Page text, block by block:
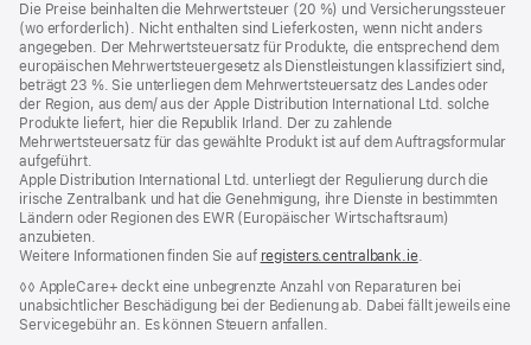
Die Preise beinhalten die Mehrwertsteuer (20 %) und Versicherungssteuer
(wo erforderlich). Nicht enthalten sind Lieferkosten, wenn nicht anders
angegeben. Der Mehrwertsteuersatz für Produkte, die entsprechend dem
europäischen Mehrwertsteuergesetz als Dienstleistungen klassifiziert sind,
beträgt 23 %. Sie unterliegen dem Mehrwertsteuersatz des Landes oder
der Region, aus dem/ aus der Apple Distribution International Ltd. solche
Produkte liefert, hier die Republik Irland. Der zu zahlende
Mehrwertsteuersatz für das gewählte Produkt ist auf dem Auftragsformular
aufgeführt.
Apple Distribution International Ltd. unterliegt der Regulierung durch die
irische Zentralbank und hat die Genehmigung, ihre Dienste in bestimmten
Ländern oder Regionen des EWR (Europäischer Wirtschaftsraum)
anzubieten.
Weitere Informationen finden Sie auf registers.centralbank.ie(Öffnet
neues
Fenster)
.
Fußnote
◊◊ AppleCare+ deckt eine unbegrenzte Anzahl von Reparaturen bei
unabsichtlicher Beschädigung bei der Bedienung ab. Dabei fällt jeweils eine
Servicegebühr an. Es können Steuern anfallen.